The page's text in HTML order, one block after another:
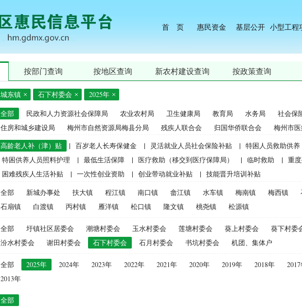
首 页 惠民资金 基层公开 小型工程
按部门查询 按地区查询 新农村建设查询 按政策查询
城东镇 石下村委会 2025年
全部 民政和人力资源社会保障局 农业农村局 卫生健康局 教育局 水务局
社会保
住房和城乡建设局
梅州市自然资源局梅县分局 残疾人联合会 归国华侨联合会 梅州市
高龄老人补（津）贴 | 百岁老人长寿保健金 | 灵活就业人员社会保险补贴 | 特困人员救助供养
特困供养人员照料护理 | 最低生活保障 | 医疗救助（移交到医疗保障局） | 临时救助 | 重
困难残疾人生活补贴 | 一次性创业资助 | 创业带动就业补贴 | 技能晋升培训补贴
建档立卡家庭经济困难学生精准资助（2021年秋季学期起不再实施） | 中等职业学校国家助学金
中央财政水稻、玉米、小麦良种补贴（2015年更改为“耕地地力保护补贴”） | 屠宰环节病害猪无害
农资综合直补及种粮直补（2015年更改为“耕地地力保护补贴”） | 优质后备母奶牛饲养补贴 |
禁渔渔民生产生活补助 | 建档立卡贫困户 | 政策性家禽、生猪养殖保险保费补贴 | 农机购置补
“两不具备”贫困村庄搬迁（已结束）
省定贫困村创建社会主义新农村示范村建设项目计划表
计划生育手术并发症人员特别扶助
全部 新城办事处 扶大镇 程江镇 南口镇 畲江镇 水车镇 梅南镇 梅西镇
石扇镇
白渡镇 丙村镇 雁洋镇 松口镇 隆文镇 桃尧镇 松源镇
全部 圩镇社区居委会 潮塘村委会 玉水村委会 莲塘村委会 葵上村委会 葵下村委
汾水村委会
谢田村委会 石下村委会 石月村委会 书坑村委会 机团、集体户
全部 2025年 2024年 2023年 2022年 2021年 2020年 2019年 2018年
2013年
全部